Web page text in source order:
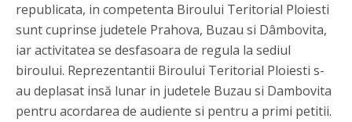
republicata, in competenta Biroului Teritorial Ploiesti
sunt cuprinse judetele Prahova, Buzau si Dâmbovita,
iar activitatea se desfasoara de regula la sediul
biroului. Reprezentantii Biroului Teritorial Ploiesti s-
au deplasat insă lunar in judetele Buzau si Dambovita
pentru acordarea de audiente si pentru a primi petitii.